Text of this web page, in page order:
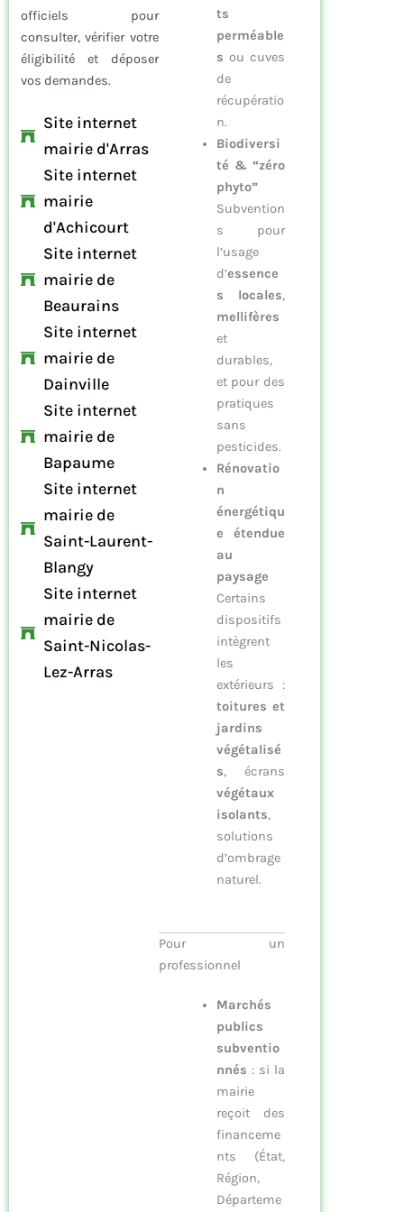
officiels pour
consulter, vérifier votre
éligibilité et déposer
vos demandes.
Site internet
mairie d'Arras
Site internet
mairie
d'Achicourt
Site internet
mairie de
Beaurains
Site internet
mairie de
Dainville
Site internet
mairie de
Bapaume
Site internet
mairie de
Saint-Laurent-
Blangy
Site internet
mairie de
Saint-Nicolas-
Lez-Arras
ts
perméable
s ou cuves
de
récupératio
n.
Biodiversi
té & “zéro
phyto”
Subvention
s pour
l’usage
d’essence
s locales,
mellifères
et
durables,
et pour des
pratiques
sans
pesticides.
Rénovatio
n
énergétiqu
e étendue
au
paysage
Certains
dispositifs
intègrent
les
extérieurs :
toitures et
jardins
végétalisé
s, écrans
végétaux
isolants,
solutions
d’ombrage
naturel.
Pour un
professionnel
Marchés
publics
subventio
nnés : si la
mairie
reçoit des
financeme
nts (État,
Région,
Départeme